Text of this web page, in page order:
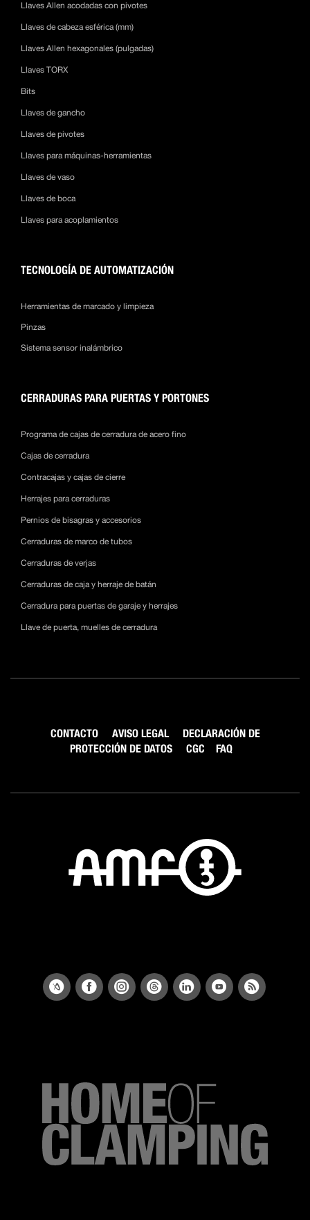
Llaves Allen acodadas con pivotes
Llaves de cabeza esférica (mm)
Llaves Allen hexagonales (pulgadas)
Llaves TORX
Bits
Llaves de gancho
Llaves de pivotes
Llaves para máquinas-herramientas
Llaves de vaso
Llaves de boca
Llaves para acoplamientos
TECNOLOGÍA DE AUTOMATIZACIÓN
Herramientas de marcado y limpieza
Pinzas
Sistema sensor inalámbrico
CERRADURAS PARA PUERTAS Y PORTONES
Programa de cajas de cerradura de acero fino
Cajas de cerradura
Contracajas y cajas de cierre
Herrajes para cerraduras
Pernios de bisagras y accesorios
Cerraduras de marco de tubos
Cerraduras de verjas
Cerraduras de caja y herraje de batán
Cerradura para puertas de garaje y herrajes
Llave de puerta, muelles de cerradura
CONTACTO AVISO LEGAL
DECLARACIÓN DE
PROTECCIÓN DE DATOS
CGC FAQ